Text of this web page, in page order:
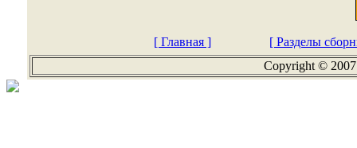
[ Главная ]
[ Разделы
Copyright ©